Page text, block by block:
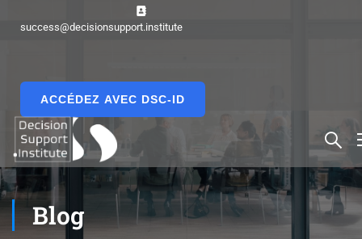
success@decisionsupport.institute
ACCÉDEZ AVEC DSC-ID
Blog